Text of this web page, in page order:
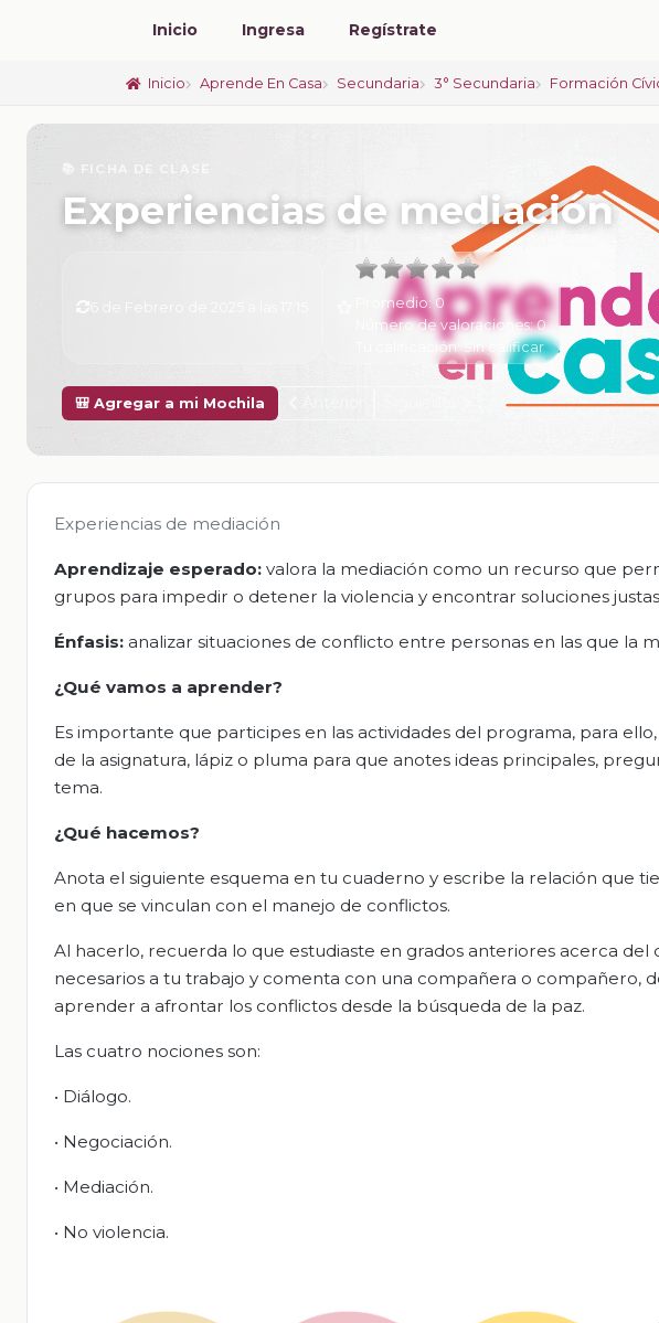
Inicio Ingresa Regístrate
Inicio Aprende En Casa Secundaria 3° Secundaria Formación
📚 FICHA DE CLASE
Experiencias de mediación
Promedio:0
Número de valoraciones:0
Tu calificación:Sin calificar
🎒 Agregar a mi Mochila
Experiencias de mediación
Aprendizaje esperado: valora la mediación como un recurso que
grupos para impedir o detener la violencia y encontrar soluciones
Énfasis: analizar situaciones de conflicto entre personas en las que la
¿Qué vamos a aprender?
Es importante que participes en las actividades del programa, para
de la asignatura, lápiz o pluma para que anotes ideas principales,
tema.
¿Qué hacemos?
Anota el siguiente esquema en tu cuaderno y escribe la relación que
en que se vinculan con el manejo de conflictos.
Al hacerlo, recuerda lo que estudiaste en grados anteriores acerca del
necesarios a tu trabajo y comenta con una compañera o compañero,
aprender a afrontar los conflictos desde la búsqueda de la paz.
Las cuatro nociones son:
• Diálogo.
• Negociación.
• Mediación.
• No violencia.